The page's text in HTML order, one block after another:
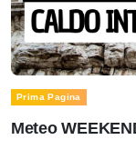
Prima Pagina
Meteo